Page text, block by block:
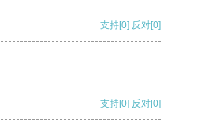
支持[0] 反对[0]
支持[0] 反对[0]